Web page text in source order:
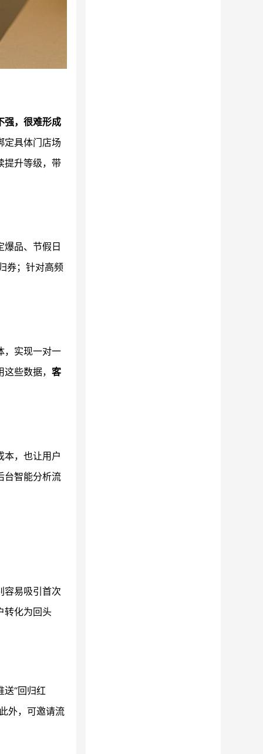
强，很难形成
定具体门店场
提升等级，带
爆品、节假日
券；针对高频
，实现一对一
些数据， 客
本，也让用户
台智能分析流
容易吸引首次
转化为回头
“回归红
外，可邀请流